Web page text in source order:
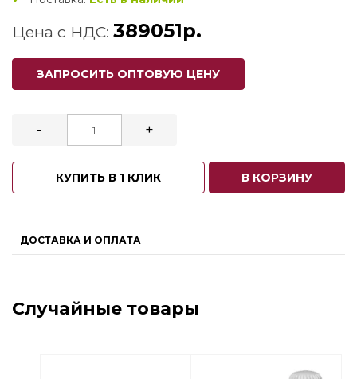
Цена с НДС: 389051р.
ЗАПРОСИТЬ ОПТОВУЮ ЦЕНУ
- +
КУПИТЬ В 1 КЛИК В КОРЗИНУ
ДОСТАВКА И ОПЛАТА
Случайные товары